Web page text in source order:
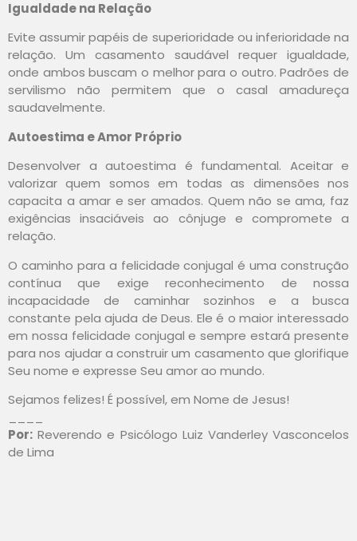
Igualdade na Relação
Evite assumir papéis de superioridade ou inferioridade na
relação. Um casamento saudável requer igualdade,
onde ambos buscam o melhor para o outro. Padrões de
servilismo não permitem que o casal amadureça
saudavelmente.
Autoestima e Amor Próprio
Desenvolver a autoestima é fundamental. Aceitar e
valorizar quem somos em todas as dimensões nos
capacita a amar e ser amados. Quem não se ama, faz
exigências insaciáveis ao cônjuge e compromete a
relação.
O caminho para a felicidade conjugal é uma construção
contínua que exige reconhecimento de nossa
incapacidade de caminhar sozinhos e a busca
constante pela ajuda de Deus. Ele é o maior interessado
em nossa felicidade conjugal e sempre estará presente
para nos ajudar a construir um casamento que glorifique
Seu nome e expresse Seu amor ao mundo.
Sejamos felizes! É possível, em Nome de Jesus!
Por: Reverendo e Psicólogo Luiz Vanderley Vasconcelos
de Lima